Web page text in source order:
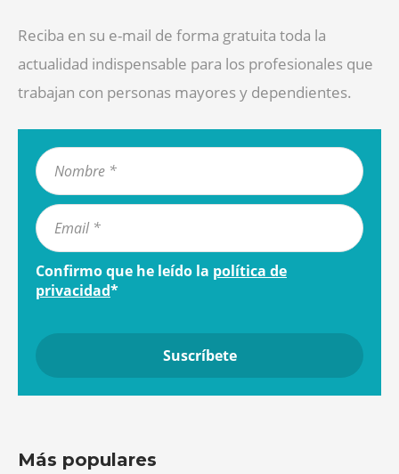
Reciba en su e-mail de forma gratuita toda la
actualidad indispensable para los profesionales que
trabajan con personas mayores y dependientes.
Confirmo que he leído la política de
privacidad*
Más populares